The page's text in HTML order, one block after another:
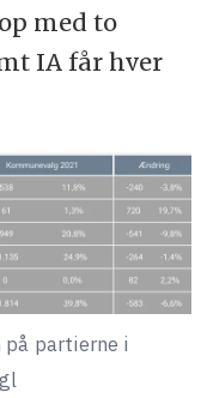
med to
IA får hver
partierne i